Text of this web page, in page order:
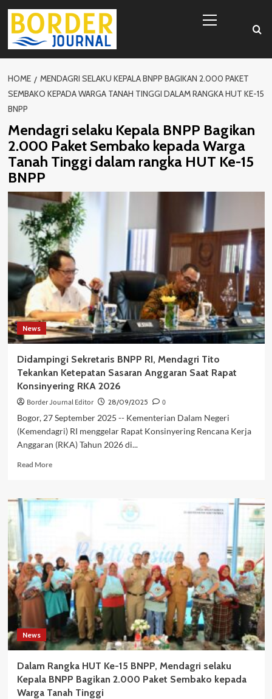
Skip
content
Menu
HOME
MENDAGRI SELAKU KEPALA BNPP BAGIKAN 2.000 PAKET
SEMBAKO KEPADA WARGA TANAH TINGGI DALAM RANGKA HUT KE-15
BNPP
Mendagri selaku Kepala BNPP Bagikan
2.000 Paket Sembako kepada Warga
Tanah Tinggi dalam rangka HUT Ke-15
BNPP
News
Didampingi Sekretaris BNPP RI, Mendagri Tito
Tekankan Ketepatan Sasaran Anggaran Saat Rapat
Konsinyering RKA 2026
Border Journal Editor 28/09/2025
0
Bogor, 27 September 2025 -- Kementerian Dalam Negeri
(Kemendagri) RI menggelar Rapat Konsinyering Rencana Kerja
Anggaran (RKA) Tahun 2026 di...
Read MoreRead
Didampingi
BNPP
Mendagri
Tito
Tekankan
Ketepatan
Sasaran
Anggaran
Saat
Rapat
Konsinyering
RKA
News
Dalam Rangka HUT Ke-15 BNPP, Mendagri selaku
Kepala BNPP Bagikan 2.000 Paket Sembako kepada
Warga Tanah Tinggi